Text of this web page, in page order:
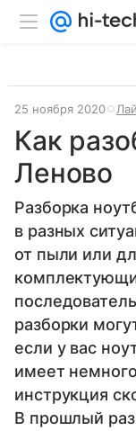
25 ноября 2020
Как
Леново
Разборка
в разных
от пыли или
разборки
если у вас
имеет
инструкция
В прошлый